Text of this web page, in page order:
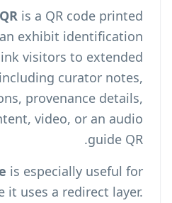
is a QR code printed
exhibit identification
visitors to extended
curator notes,
provenance details,
video, or an audio
guide QR.
is especially useful for
it uses a redirect layer.